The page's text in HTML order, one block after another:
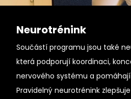
Neurotrénink
Součástí programu jsou také
která podporují koordinaci,
nervového systému a
Pravidelný neurotrénink